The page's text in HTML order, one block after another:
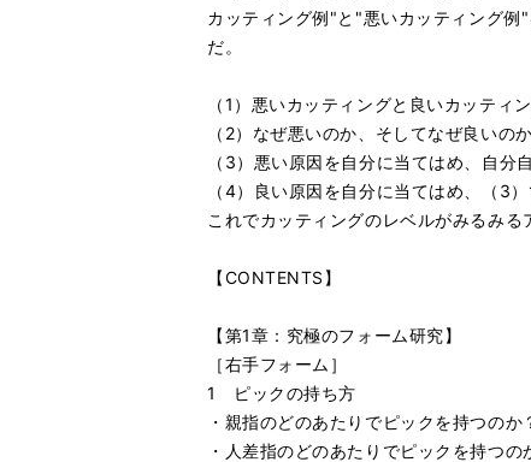
カッティング例"と"悪いカッティング例
だ。
（1）悪いカッティングと良いカッティ
（2）なぜ悪いのか、そしてなぜ良いの
（3）悪い原因を自分に当てはめ、自分
（4）良い原因を自分に当てはめ、（3
これでカッティングのレベルがみるみる
【CONTENTS】
【第1章：究極のフォーム研究】
［右手フォーム］
1 ピックの持ち方
・親指のどのあたりでピックを持つのか
・人差指のどのあたりでピックを持つの